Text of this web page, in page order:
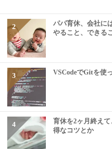
パパ育休、会社に
やること、できる
VSCodeでGitを使
育休を2ヶ月終え
得なコツとか